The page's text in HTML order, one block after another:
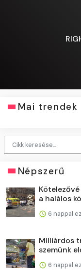
Mai trendek
Népszerű
a halálos
6 nappal
Milliárdos
szemünk
6 nappal